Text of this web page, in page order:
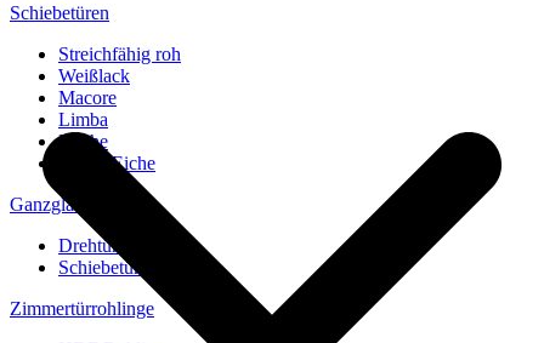
Schiebetüren
Streichfähig roh
Weißlack
Macore
Limba
Buche
europ. Eiche
Ganzglastüren
Drehtüren
Schiebetüren
Zimmertürrohlinge